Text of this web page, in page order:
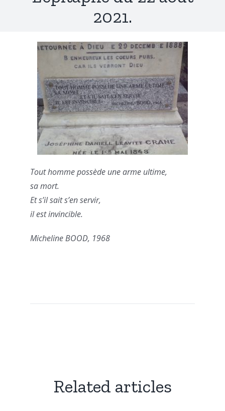
2021.
Tout homme possède une arme ultime,
sa mort.
Et s’il sait s’en servir,
il est invincible.
Micheline BOOD, 1968
Related articles